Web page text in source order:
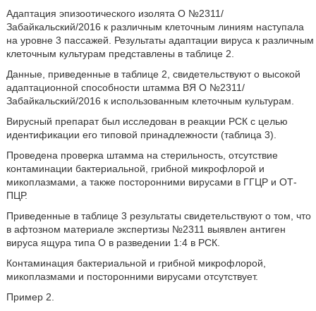
Адаптация эпизоотического изолята О №2311/
Забайкальский/2016 к различным клеточным линиям наступала
на уровне 3 пассажей. Результаты адаптации вируса к различным
клеточным культурам представлены в таблице 2.
Данные, приведенные в таблице 2, свидетельствуют о высокой
адаптационной способности штамма ВЯ О №2311/
Забайкальский/2016 к использованным клеточным культурам.
Вирусный препарат был исследован в реакции РСК с целью
идентификации его типовой принадлежности (таблица 3).
Проведена проверка штамма на стерильность, отсутствие
контаминации бактериальной, грибной микрофлорой и
микоплазмами, а также посторонними вирусами в ГГЦР и ОТ-
ПЦР.
Приведенные в таблице 3 результаты свидетельствуют о том, что
в афтозном материале экспертизы №2311 выявлен антиген
вируса ящура типа О в разведении 1:4 в РСК.
Контаминация бактериальной и грибной микрофлорой,
микоплазмами и посторонними вирусами отсутствует.
Пример 2.